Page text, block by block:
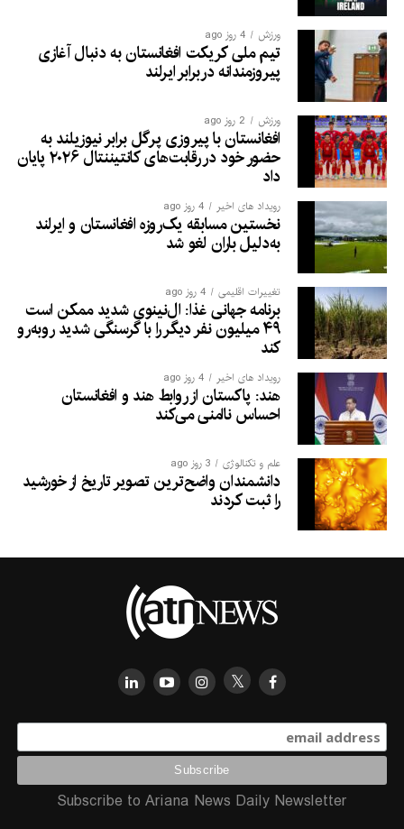
ورزش 4 روز ago
تیم ملی کریکت افغانستان به دنبال آغازی
پیروزمندانه دربرابر ایرلند
ورزش 2 روز ago
افغانستان با پیروزی پرگل برابر نیوزیلند به
حضور خود در رقابت‌های کانتیننتال ۲۰۲۶ پایان
داد
رویداد های اخیر 4 روز ago
نخستین مسابقه یک‌روزه افغانستان و ایرلند
به‌دلیل باران لغو شد
تغییرات اقلیمی 4 روز ago
برنامه جهانی غذا: ال‌نینوی شدید ممکن است
۴۹ میلیون نفر دیگر را با گرسنگی شدید روبه‌رو
کند
رویداد های اخیر 4 روز ago
هند: پاکستان از روابط هند و افغانستان
احساس ناامنی می‌کند
علم و تکنالوژی 3 روز ago
دانشمندان واضح‌ترین تصویر تاریخ از خورشید
را ثبت کردند
Subscribe to Ariana News Daily Newsletter